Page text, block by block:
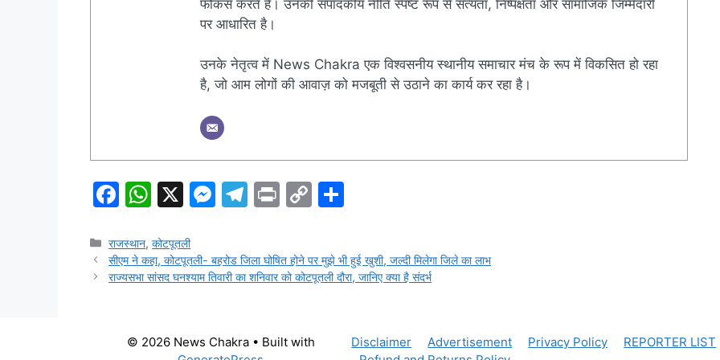
फोकस करते हैं। उनकी संपादकीय नीति स्पष्ट रूप से सत्यता, निष्पक्षता और सामाजिक जिम्मेदारी
पर आधारित है।
उनके नेतृत्व में News Chakra एक विश्वसनीय स्थानीय समाचार मंच के रूप में विकसित हो रहा
है, जो आम लोगों की आवाज़ को मजबूती से उठाने का कार्य कर रहा है।
F
c
e
o
W
at
s
p
X
M
s
g
T
gr
Pr C
y
k
e
Categories
राजस्थान,कोटपूतली
सीएम ने कहा, कोटपूतली- बहरोड जिला घोषित होने पर मुझे भी हुई खुशी, जल्दी मिलेगा जिले का लाभ
राज्यसभा सांसद घनश्याम तिवारी का शनिवार को कोटपूतली दौरा, जानिए क्या है संदर्भ
Disclaimer Advertisement Privacy Policy REPORTER LIST
© 2026 News Chakra• Built with